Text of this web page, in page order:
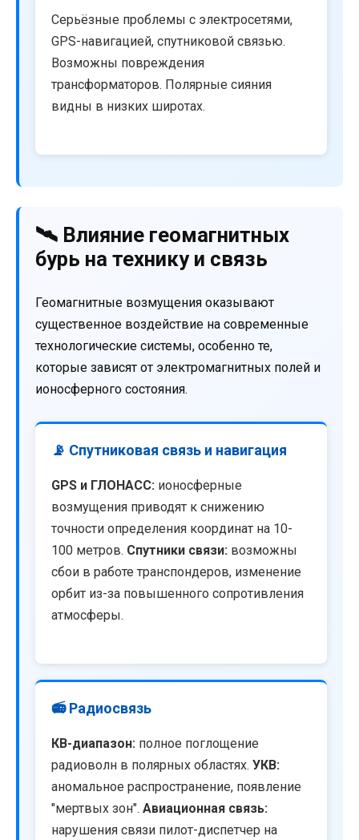
Серьёзные проблемы с электросетями,
GPS-навигацией, спутниковой связью.
Возможны повреждения
трансформаторов. Полярные сияния
видны в низких широтах.
🛰️ Влияние геомагнитных
бурь на технику и связь
Геомагнитные возмущения оказывают
существенное воздействие на современные
технологические системы, особенно те,
которые зависят от электромагнитных полей и
ионосферного состояния.
📡 Спутниковая связь и навигация
GPS и ГЛОНАСС: ионосферные
возмущения приводят к снижению
точности определения координат на 10-
100 метров. Спутники связи: возможны
сбои в работе транспондеров, изменение
орбит из-за повышенного сопротивления
атмосферы.
📻 Радиосвязь
КВ-диапазон: полное поглощение
радиоволн в полярных областях. УКВ:
аномальное распространение, появление
"мертвых зон". Авиационная связь:
нарушения связи пилот-диспетчер на